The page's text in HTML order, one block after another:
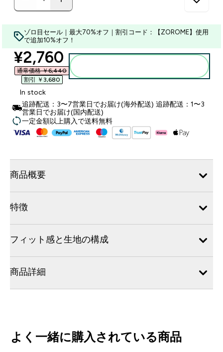
ゾロ目セール｜最大70%オフ｜割引コード：【ZOROME】使用
で追加10%オフ！
discounted price
¥2,760‎
通常価格 ￥6,440‎
割引 ￥3,680‎
In stock
追跡配送：3〜7営業日でお届け(海外配送) 追跡配送：1〜3
営業日でお届け(国内配送)
一定金額以上購入で送料無料
商品概要
特徴
フィット感と生地の構成
商品詳細
よく一緒に購入されている商品